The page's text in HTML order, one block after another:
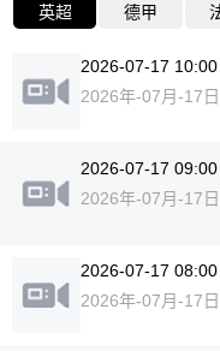
英超 德甲
2026-07-17
2026年-07月-17日
2026-07-17
2026年-07月-17日
2026-07-17
2026年-07月-17日